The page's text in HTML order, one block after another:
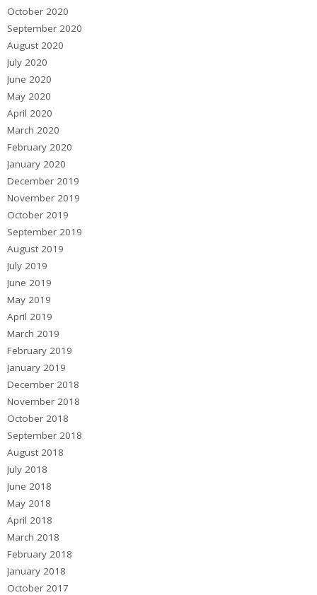
October 2020
September 2020
August 2020
July 2020
June 2020
May 2020
April 2020
March 2020
February 2020
January 2020
December 2019
November 2019
October 2019
September 2019
August 2019
July 2019
June 2019
May 2019
April 2019
March 2019
February 2019
January 2019
December 2018
November 2018
October 2018
September 2018
August 2018
July 2018
June 2018
May 2018
April 2018
March 2018
February 2018
January 2018
October 2017